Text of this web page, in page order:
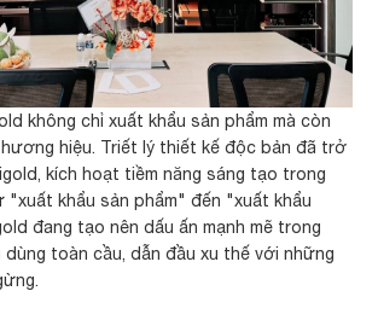
không chỉ xuất khẩu sản phẩm mà còn
hiệu. Triết lý thiết kế độc bản đã trở
kích hoạt tiềm năng sáng tạo trong
"xuất khẩu sản phẩm" đến "xuất khẩu
đang tạo nên dấu ấn mạnh mẽ trong
toàn cầu, dẫn đầu xu thế với những